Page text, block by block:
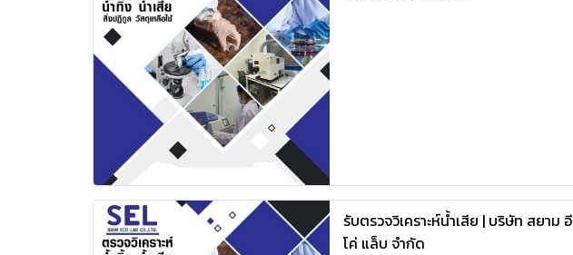
รับตรวจวิเคราะห์น้ำเสีย | บริษัท สยาม อี
โค่ แล็บ จำกัด